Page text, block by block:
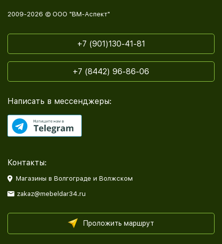
2009-2026 © ООО "ВМ-Аспект"
+7 (901)130-41-81
+7 (8442) 96-86-06
Написать в мессенджеры:
Контакты:
Магазины в Волгограде и Волжском
zakaz@mebeldar34.ru
Проложить маршрут